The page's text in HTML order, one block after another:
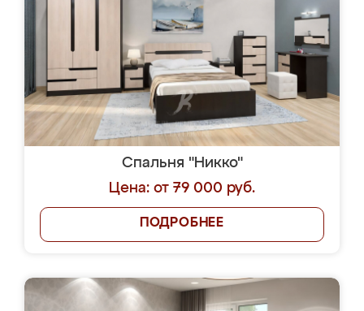
Спальня "Никко"
Цена: от 79 000 руб.
ПОДРОБНЕЕ